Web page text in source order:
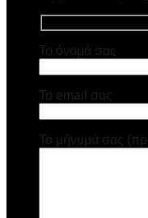
Το όνομά σας
Το email σας
Το μήνυμά σας